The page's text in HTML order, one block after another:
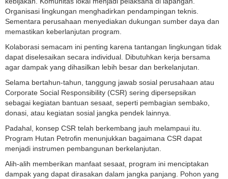
Organisasi lingkungan menghadirkan pendampingan teknis.
Sementara perusahaan menyediakan dukungan sumber daya dan
memastikan keberlanjutan program.
Kolaborasi semacam ini penting karena tantangan lingkungan tidak
dapat diselesaikan secara individual. Dibutuhkan kerja bersama
agar dampak yang dihasilkan lebih besar dan berkelanjutan.
Selama bertahun-tahun, tanggung jawab sosial perusahaan atau
Corporate Social Responsibility (CSR) sering dipersepsikan
sebagai kegiatan bantuan sesaat, seperti pembagian sembako,
donasi, atau kegiatan sosial jangka pendek lainnya.
Padahal, konsep CSR telah berkembang jauh melampaui itu.
Program Hutan Petrofin menunjukkan bagaimana CSR dapat
menjadi instrumen pembangunan berkelanjutan.
Alih-alih memberikan manfaat sesaat, program ini menciptakan
dampak yang dapat dirasakan dalam jangka panjang. Pohon yang